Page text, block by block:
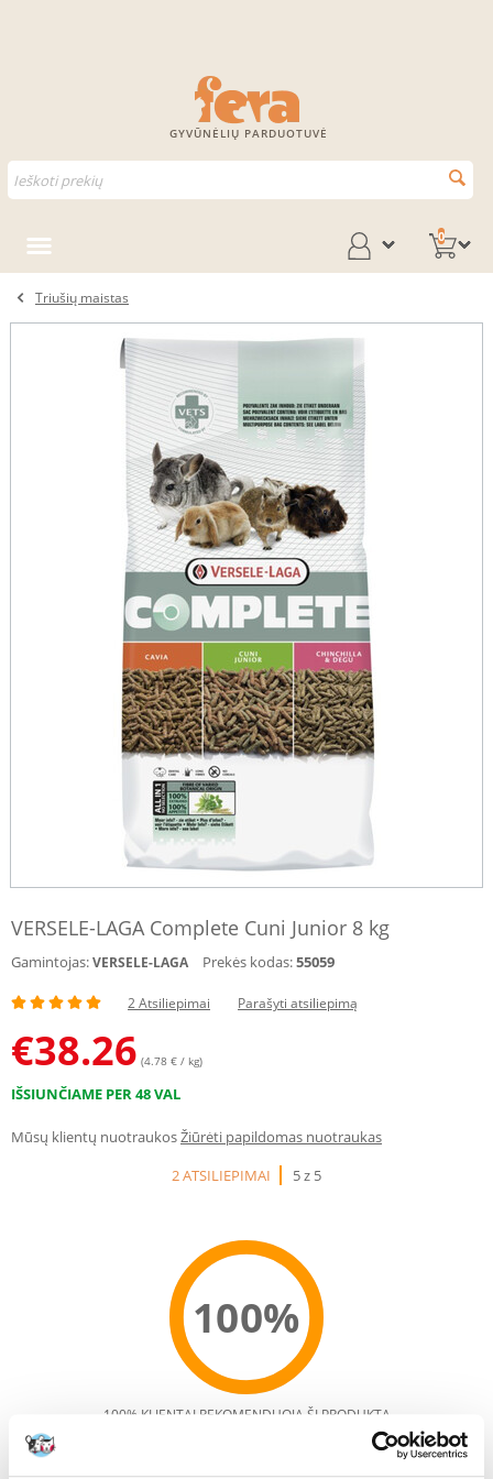
GYVŪNĖLIŲ PARDUOTUVĖ
0
Triušių maistas
VERSELE-LAGA Complete Cuni Junior 8 kg
Gamintojas:VERSELE-LAGA Prekės kodas:55059
2 Atsiliepimai Parašyti atsiliepimą
€38.26 (4.78 € / kg)
IŠSIUNČIAME PER 48 VAL
Mūsų klientų nuotraukosŽiūrėti papildomas nuotraukas
2 ATSILIEPIMAI
5 z 5
100%
100% KLIENTAI REKOMENDUOJA ŠĮ PRODUKTĄ